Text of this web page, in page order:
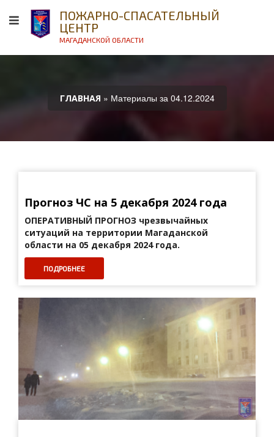
ПОЖАРНО-СПАСАТЕЛЬНЫЙ
ЦЕНТР
МАГАДАНСКОЙ ОБЛАСТИ
ГЛАВНАЯ » Материалы за 04.12.2024
Прогноз ЧС на 5 декабря 2024 года
ОПЕРАТИВНЫЙ ПРОГНОЗ чрезвычайных
ситуаций на территории Магаданской
области на 05 декабря 2024 года.
ПОДРОБНЕЕ